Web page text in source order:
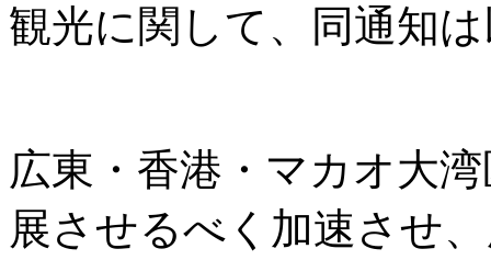
観光に関して、同通知
広東・香港・マカオ大
展させるべく加速させ